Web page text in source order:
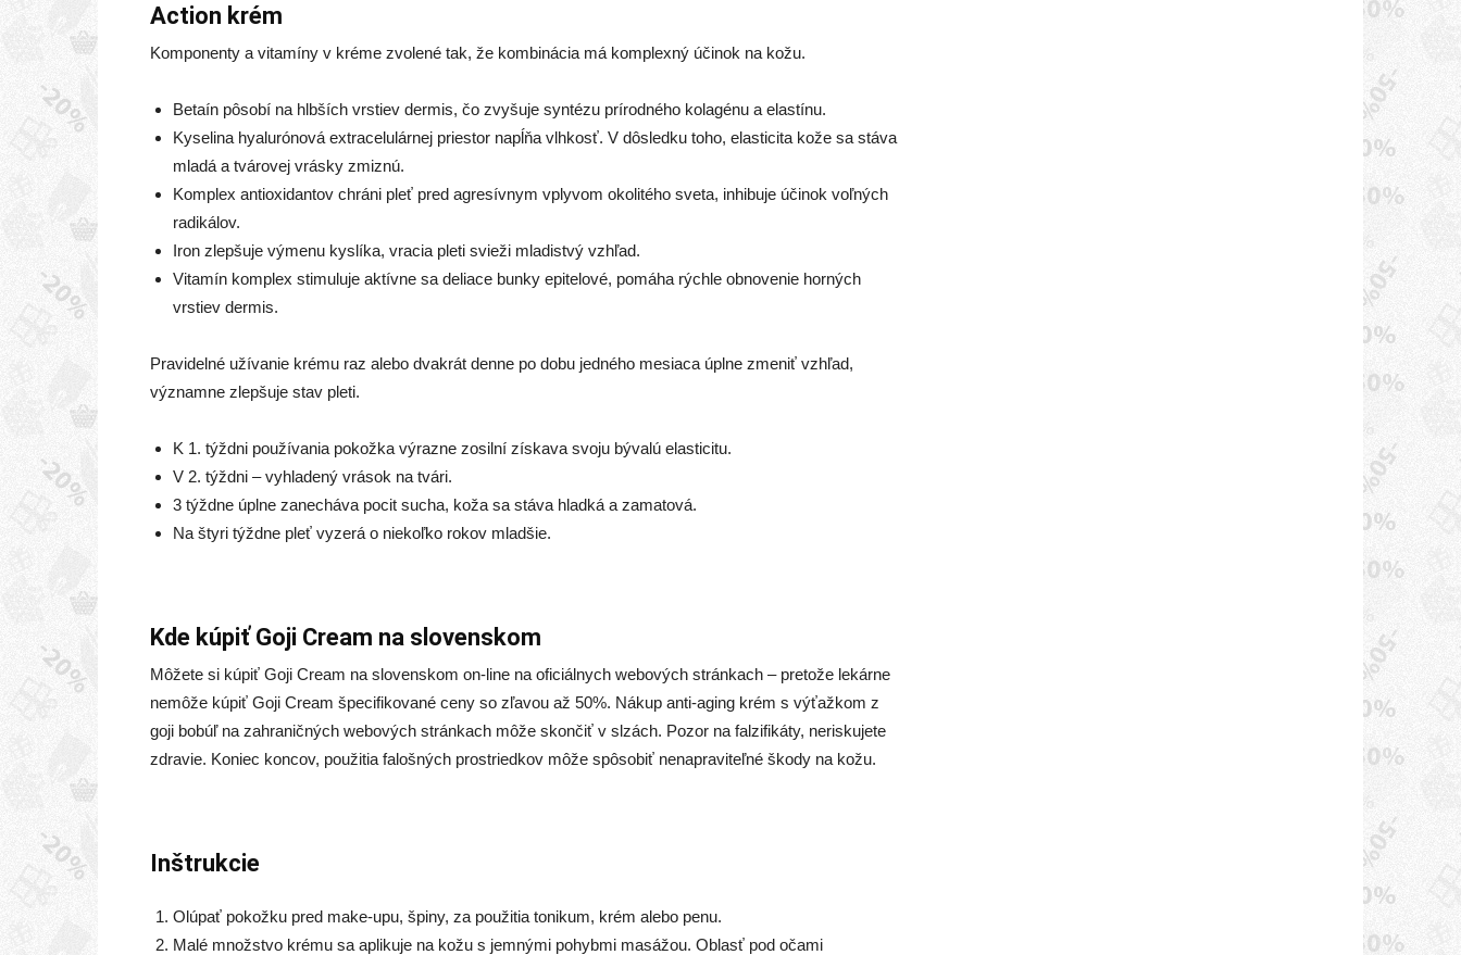
Action krém
Komponenty a vitamíny v kréme zvolené tak, že kombinácia má komplexný účinok na kožu.
Betaín pôsobí na hlbších vrstiev dermis, čo zvyšuje syntézu prírodného kolagénu a elastínu.
Kyselina hyalurónová extracelulárnej priestor napĺňa vlhkosť. V dôsledku toho, elasticita kože sa stáva
mladá a tvárovej vrásky zmiznú.
Komplex antioxidantov chráni pleť pred agresívnym vplyvom okolitého sveta, inhibuje účinok voľných
radikálov.
Iron zlepšuje výmenu kyslíka, vracia pleti svieži mladistvý vzhľad.
Vitamín komplex stimuluje aktívne sa deliace bunky epitelové, pomáha rýchle obnovenie horných
vrstiev dermis.
Pravidelné užívanie krému raz alebo dvakrát denne po dobu jedného mesiaca úplne zmeniť vzhľad,
významne zlepšuje stav pleti.
K 1. týždni používania pokožka výrazne zosilní získava svoju bývalú elasticitu.
V 2. týždni – vyhladený vrások na tvári.
3 týždne úplne zanecháva pocit sucha, koža sa stáva hladká a zamatová.
Na štyri týždne pleť vyzerá o niekoľko rokov mladšie.
Kde kúpiť Goji Cream na slovenskom
Môžete si kúpiť Goji Cream na slovenskom on-line na oficiálnych webových stránkach – pretože lekárne
nemôže kúpiť Goji Cream špecifikované ceny so zľavou až 50%. Nákup anti-aging krém s výťažkom z
goji bobúľ na zahraničných webových stránkach môže skončiť v slzách. Pozor na falzifikáty, neriskujete
zdravie. Koniec koncov, použitia falošných prostriedkov môže spôsobiť nenapraviteľné škody na kožu.
Inštrukcie
Olúpať pokožku pred make-upu, špiny, za použitia tonikum, krém alebo penu.
Malé množstvo krému sa aplikuje na kožu s jemnými pohybmi masážou. Oblasť pod očami